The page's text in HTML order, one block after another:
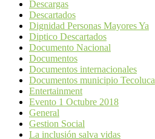
Descargas
Descartados
Dignidad Personas Mayores Ya
Diptico Descartados
Documento Nacional
Documentos
Documentos internacionales
Documentos municipio Tecoluca
Entertainment
Evento 1 Octubre 2018
General
Gestion Social
La inclusión salva vidas